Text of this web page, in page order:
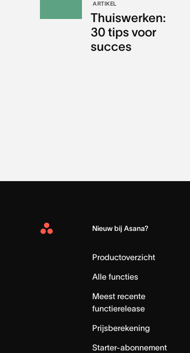
ARTIKEL
Thuiswerken:
30 tips voor
succes
Asana
Nieuw bij Asana?
Productoverzicht
Alle functies
Meest recente
functierelease
Prijsberekening
Starter-abonnement